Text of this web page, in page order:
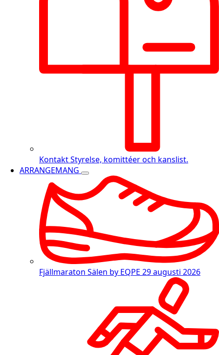
KontaktStyrelse, komittéer och kanslist.
ARRANGEMANG
Fjällmaraton Sälen by EQPE 29 augusti 2026